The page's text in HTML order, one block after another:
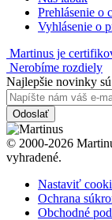
Prehlásenie o
Vyhlásenie o
Martinus je
Nerobíme rozdiely
Najlepšie novinky
Odoslať
© 2000-2026
vyhradené.
Nastaviť
Ochrana
Obchodné